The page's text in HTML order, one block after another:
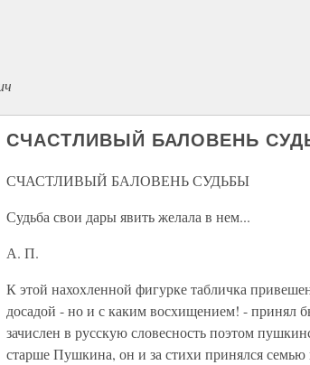
СЧАСТЛИВЫЙ БАЛОВЕНЬ
СЧАСТЛИВЫЙ БАЛОВЕНЬ СУДЬБЫ
Судьба свои дары явить желала в нем...
А. П.
К этой нахохленной фигурке табличка
досадой - но и с каким восхищением! - принял
зачислен в русскую словесность поэтом
старше Пушкина, он и за стихи принялся